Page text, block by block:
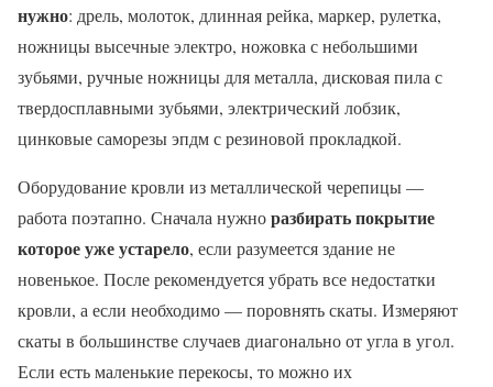
нужно: дрель, молоток, длинная рейка, маркер, рулетка,
ножницы высечные электро, ножовка с небольшими
зубьями, ручные ножницы для металла, дисковая пила с
твердосплавными зубьями, электрический лобзик,
цинковые саморезы эпдм с резиновой прокладкой.
Оборудование кровли из металлической черепицы —
работа поэтапно. Сначала нужноразбирать покрытие
которое уже устарело, если разумеется здание не
новенькое. После рекомендуется убрать все недостатки
кровли, а если необходимо — поровнять скаты. Измеряют
скаты в большинстве случаев диагонально от угла в угол.
Если есть маленькие перекосы, то можно их